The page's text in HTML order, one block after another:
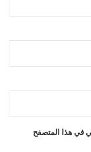
في هذا المتصفح